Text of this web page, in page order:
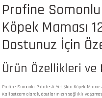
Profine
Köpek Maması
Dostunuz İçin
Ürün Özellikleri ve
Profine Somonlu Patatesli Yetişkin Köpek
Kalipet.com olarak, dostlarınızın sağlıklı